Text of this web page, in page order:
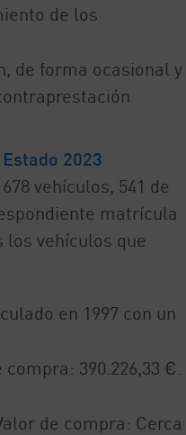
de los
de forma ocasional y
2023
vehículos, 541 de
matrícula
los vehículos que
en 1997 con un
390.226,33 €.
de compra: Cerca